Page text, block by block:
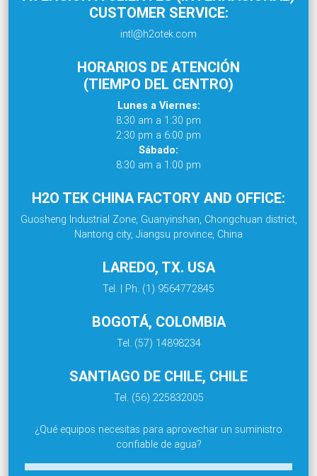
CUSTOMER SERVICE:
intl@h2otek.com
HORARIOS DE ATENCIÓN
(TIEMPO DEL CENTRO)
Lunes a Viernes:
8:30 am a 1:30 pm
2:30 pm a 6:00 pm
Sábado:
8:30 am a 1:00 pm
H2O TEK CHINA FACTORY AND OFFICE:
Guosheng Industrial Zone, Guanyinshan, Chongchuan district,
Nantong city, Jiangsu province, China
LAREDO, TX. USA
Tel. | Ph. (1) 9564772845
BOGOTÁ, COLOMBIA
Tel. (57) 14898234
SANTIAGO DE CHILE, CHILE
Tel. (56) 225832005
¿Qué equipos necesitas para aprovechar un suministro
confiable de agua?